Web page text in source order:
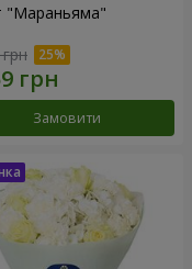
"Мараньяма"
Замовити